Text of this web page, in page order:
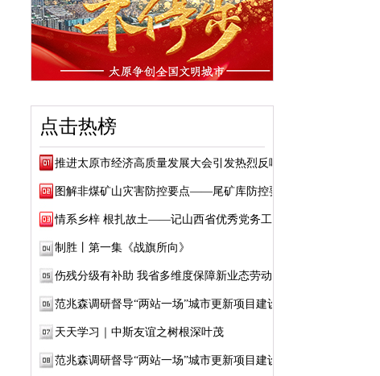
点击热榜
推进太原市经济高质量发展大会引发热烈反响
图解非煤矿山灾害防控要点——尾矿库防控要点
情系乡梓 根扎故土——记山西省优秀党务工作...
制胜丨第一集《战旗所向》
伤残分级有补助 我省多维度保障新业态劳动者...
范兆森调研督导“两站一场”城市更新项目建设
天天学习｜中斯友谊之树根深叶茂
范兆森调研督导“两站一场”城市更新项目建设